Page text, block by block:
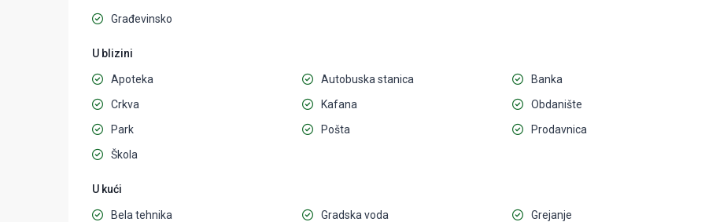
Građevinsko
U blizini
Apoteka Autobuska stanica
Banka
Crkva
Kafana
Obdanište
Park
Pošta
Prodavnica
Škola
U kući
Bela tehnika Gradska voda
Grejanje